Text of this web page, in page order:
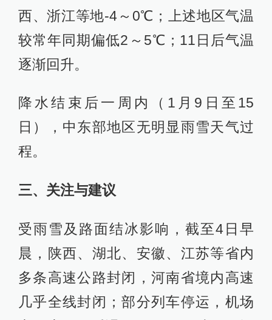
西、浙江等地-4～0℃；上述地区气温
较常年同期偏低2～5℃；11日后气温
逐渐回升。
降水结束后一周内（1月9日至15
日），中东部地区无明显雨雪天气过
程。
三、关注与建议
受雨雪及路面结冰影响，截至4日早
晨，陕西、湖北、安徽、江苏等省内
多条高速公路封闭，河南省境内高速
几乎全线封闭；部分列车停运，机场